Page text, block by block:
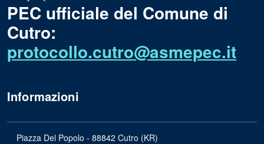
PEC ufficiale del Comune di
Cutro:
protocollo.cutro@asmepec.it
Informazioni
Piazza Del Popolo - 88842 Cutro (KR)